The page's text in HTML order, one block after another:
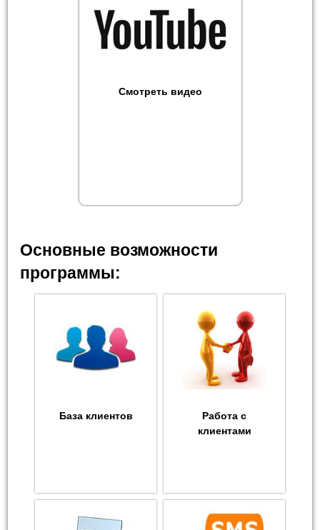
Смотреть видео
Основные возможности
программы:
База клиентов
Работа с
клиентами